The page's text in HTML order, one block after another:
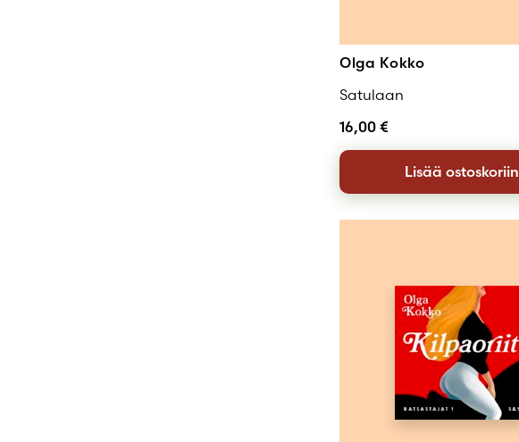
Olga Kokko
Satulaan
16,00€
Lisää ostoskoriin